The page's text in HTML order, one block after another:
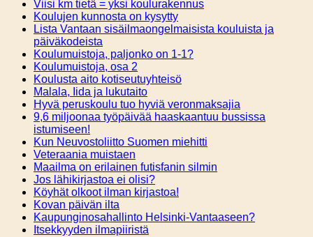
Viisi km tietä = yksi koulurakennus
Koulujen kunnosta on kysytty
Lista Vantaan sisäilmaongelmaisista kouluista ja
päiväkodeista
Koulumuistoja, paljonko on 1-1?
Koulumuistoja, osa 2
Koulusta aito kotiseutuyhteisö
Malala, Iida ja lukutaito
Hyvä peruskoulu tuo hyviä veronmaksajia
9,6 miljoonaa työpäivää haaskaantuu bussissa
istumiseen!
Kun Neuvostoliitto Suomen miehitti
Veteraania muistaen
Maailma on erilainen futisfanin silmin
Jos lähikirjastoa ei olisi?
Köyhät olkoot ilman kirjastoa!
Kovan päivän ilta
Kaupunginosahallinto Helsinki-Vantaaseen?
Itsekkyyden ilmapiiristä